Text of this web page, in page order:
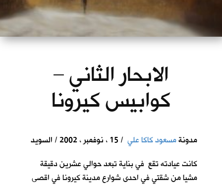
الابحار الثاني –
كوابيس كيرونا
مدونةمسعود كاكا علي / 15 ، نوفمبر ، 2002 / السويد
كانت عيادته تقع في بناية تبعد حوالي عشرين دقيقة
مشيا من شقتي في احدى شوارع مدينة كيرونا في اقصى